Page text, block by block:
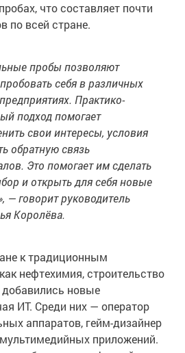
что составляет почти
по всей стране.
пробы позволяют
себя в различных
Практико-
подход помогает
свои интересы, условия
обратную связь
Это помогает им сделать
и открыть для себя новые
— говорит руководитель
Королёва.
к традиционным
нефтехимия, строительство
добавились новые
ИТ. Среди них — оператор
аппаратов, гейм-дизайнер
мультимедийных приложений.